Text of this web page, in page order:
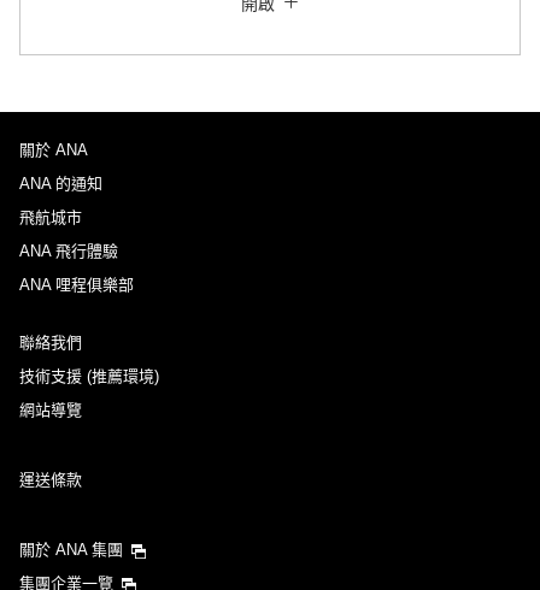
沒有指定票價類型
去程出發日及時段
不指定時間
新增中途停留地及轉機所需時間
不指定時間
開啟
關於 ANA
ANA 的通知
飛航城市
ANA 飛行體驗
ANA 哩程俱樂部
聯絡我們
技術支援 (推薦環境)
網站導覽
運送條款
關於 ANA 集團
集團企業一覽